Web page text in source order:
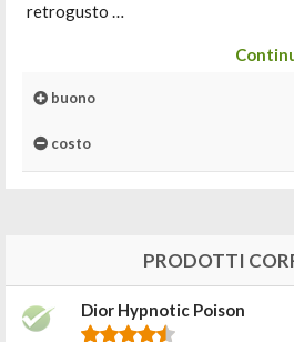
retrogusto …
buono
costo
PRODOTTI
Dior Hypnotic Poison